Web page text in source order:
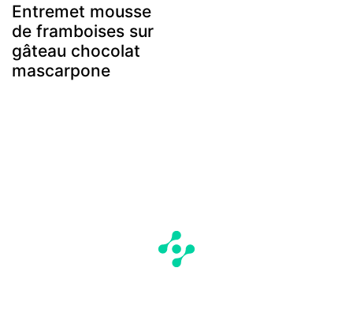
Entremet mousse
de framboises sur
gâteau chocolat
mascarpone